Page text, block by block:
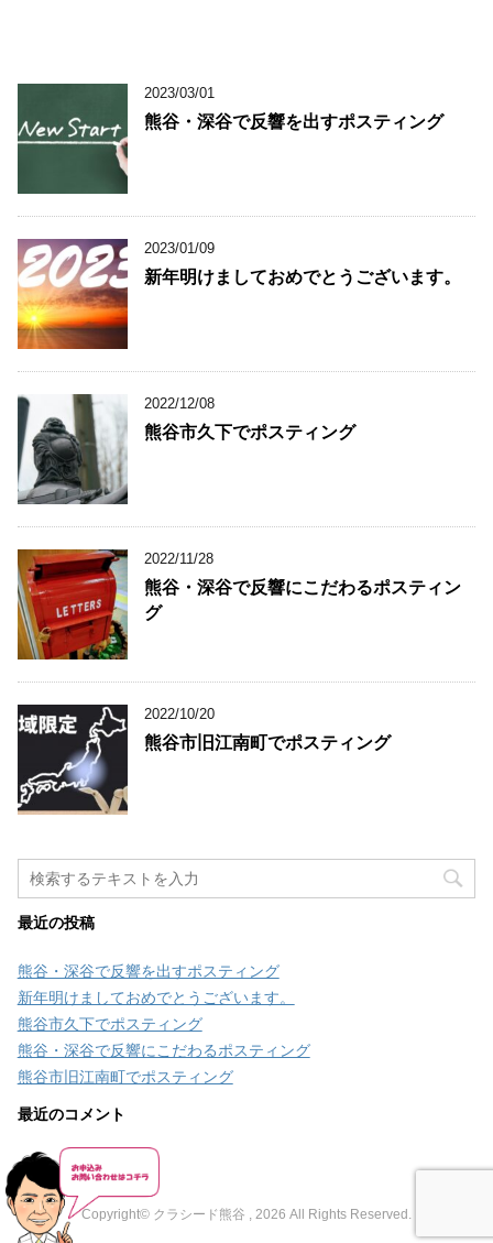
2023/03/01
熊谷・深谷で反響を出すポスティング
2023/01/09
新年明けましておめでとうございます。
2022/12/08
熊谷市久下でポスティング
2022/11/28
熊谷・深谷で反響にこだわるポスティン
グ
2022/10/20
熊谷市旧江南町でポスティング
最近の投稿
熊谷・深谷で反響を出すポスティング
新年明けましておめでとうございます。
熊谷市久下でポスティング
熊谷・深谷で反響にこだわるポスティング
熊谷市旧江南町でポスティング
最近のコメント
Copyright© クラシード熊谷 , 2026 All Rights Reserved.